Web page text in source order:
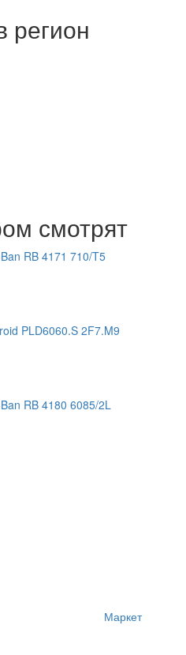
регион
смотрят
RB 4171 710/T5
PLD6060.S 2F7.M9
RB 4180 6085/2L
Маркет